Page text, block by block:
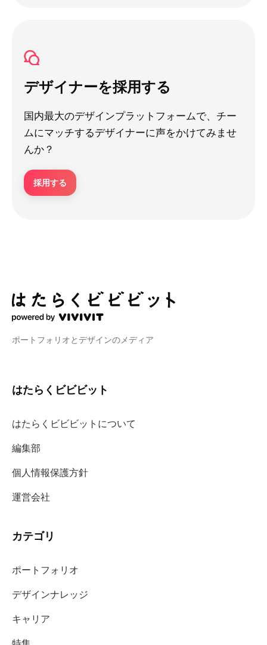
デザイナーを採用する
国内最大のデザインプラットフォームで、チー
ムにマッチするデザイナーに声をかけてみませ
んか？
採用する
ポートフォリオとデザインのメディア
はたらくビビビット
はたらくビビビットについて
編集部
個人情報保護方針
運営会社
カテゴリ
ポートフォリオ
デザインナレッジ
キャリア